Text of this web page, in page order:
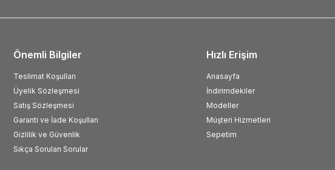
Önemli Bilgiler
Teslimat Koşulları
Üyelik Sözleşmesi
Satış Sözleşmesi
Garanti ve İade Koşulları
Gizlilik ve Güvenlik
Sıkça Sorulan Sorular
Hızlı Erişim
Anasayfa
İndirimdekiler
Modeller
Müşteri Hizmetleri
Sepetim